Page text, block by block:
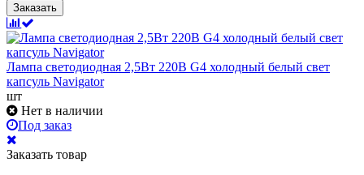
Заказать
Лампа светодиодная 2,5Вт 220В G4 холодный белый свет
капсуль Navigator
шт
Нет в наличии
Под заказ
Заказать товар